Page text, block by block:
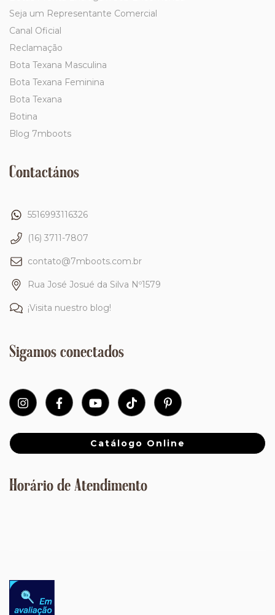
Seja um Representante Comercial
Canal Oficial
Reclamação
Bota Texana Masculina
Bota Texana Feminina
Bota Texana
Botina
Blog 7mboots
Contactános
5516993116326
(16) 3711-7807
contato@7mboots.com.br
Rua José Josué da Silva Nº1579
¡Visita nuestro blog!
Sigamos conectados
Catálogo Online
Horário de Atendimento